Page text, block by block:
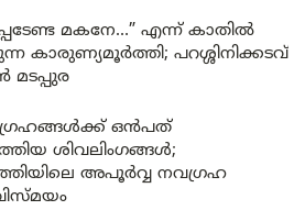
മകനേ…” എന്ന് കാതിൽ
കാരുണ്യമൂർത്തി; പറശ്ശിനിക്കടവ്
മടപ്പുര
ഒൻപത്
ശിവലിംഗങ്ങൾ;
അപൂർവ്വ നവഗ്രഹ